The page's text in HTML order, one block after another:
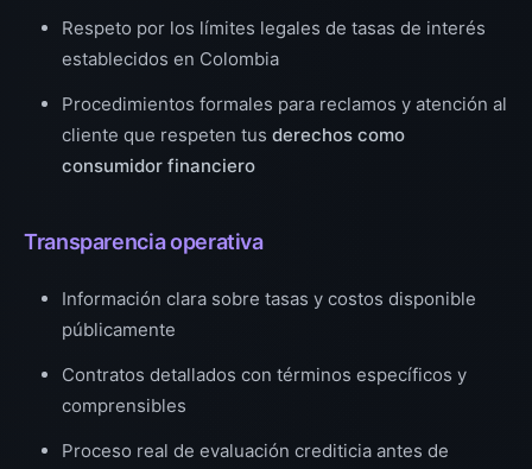
Respeto por los límites legales de tasas de interés
establecidos en Colombia
Procedimientos formales para reclamos y atención al
cliente que respeten tus derechos como
consumidor financiero
Transparencia operativa
Información clara sobre tasas y costos disponible
públicamente
Contratos detallados con términos específicos y
comprensibles
Proceso real de evaluación crediticia antes de